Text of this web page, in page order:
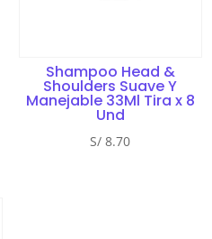
Shampoo Head &
Shoulders Suave Y
Manejable 33Ml Tira x 8
Und
S/ 8.70